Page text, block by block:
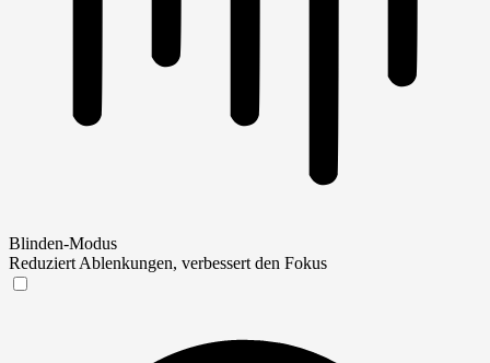
Blinden-Modus
Reduziert Ablenkungen, verbessert den Fokus